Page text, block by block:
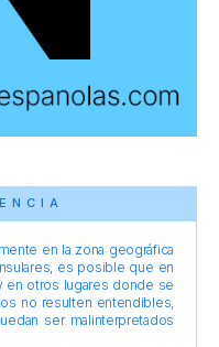
en la zona geográfica
es posible que en
en otros lugares donde se
no resulten entendibles,
ser malinterpretados